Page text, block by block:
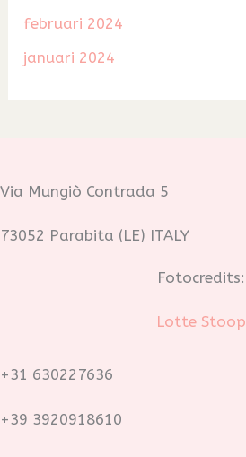
februari 2024
januari 2024
Via Mungiò Contrada 5
73052 Parabita (LE) ITALY
Fotocredits:
Lotte Stoop
+31 630227636
+39 3920918610